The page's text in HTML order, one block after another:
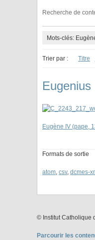
Recherche de
Mots-clés:
Trier par : Titre
Eugène IV (pape,
Formats de sortie
atom, csv, dcmes-
© Institut Catholique
Parcourir les